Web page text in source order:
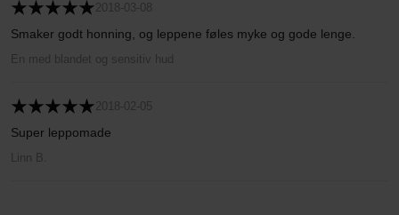
2018-03-08
Smaker godt honning, og leppene føles myke og gode lenge.
En med blandet og sensitiv hud
2018-02-05
Super leppomade
Linn B.